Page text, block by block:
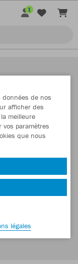
1
données de nos
afficher des
meilleure
vos paramètres
que nous
légales